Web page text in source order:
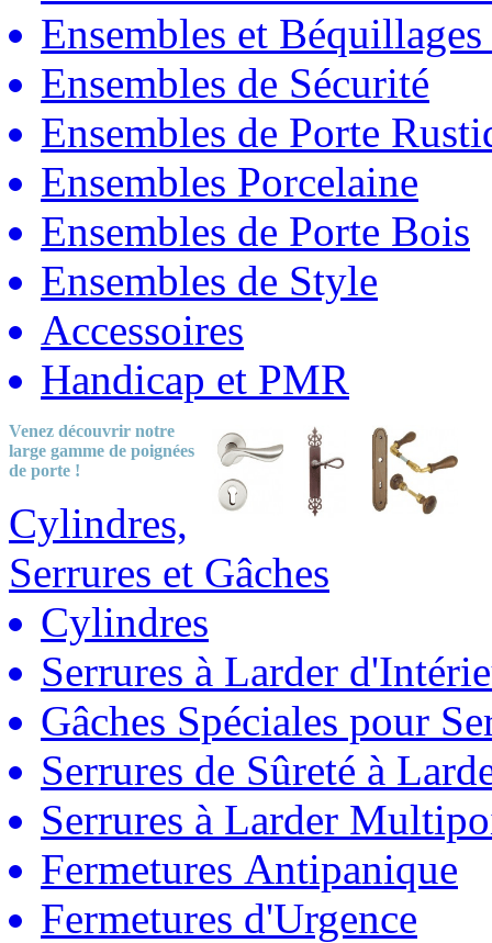
Ensembles et
Ensembles de Sécurité
Ensembles de Porte
Ensembles Porcelaine
Ensembles de Porte Bois
Ensembles de Style
Accessoires
Handicap et PMR
Venez découvrir notre
large gamme de poignées
de porte !
Cylindres,
Serrures et Gâches
Cylindres
Serrures à Larder
Gâches Spéciales pour
Serrures de Sûreté à
Serrures à Larder
Fermetures Antipanique
Fermetures d'Urgence